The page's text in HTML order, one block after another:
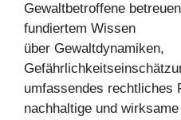
Gewaltbetroffene
fundiertem Wissen
über Gewaltdynamiken,
umfassendes rechtliches
nachhaltige und wirksame